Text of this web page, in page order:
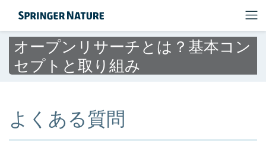
オープンリサーチとは？基本コン
セプトと取り組み
よくある質問